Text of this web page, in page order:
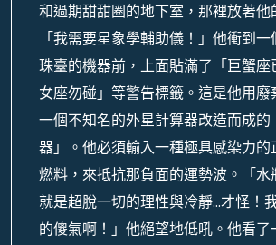
和過期甜甜圈的地下室，那裡放著他
「我需要星象學輔助儀！」他衝到
珠臺的機器前，上面貼滿了「巨蟹座
女座勿碰」等警告標籤。這是他用廢
一個不知名的外星計算器改造而成的
器」。他必須輸入一種極具感染力的
燃料，來抵抗那負面的運勢波。「水
就是超脫一切的理性與冷靜…才怪！
的傻氣啊！」他絕望地低吼。他看了